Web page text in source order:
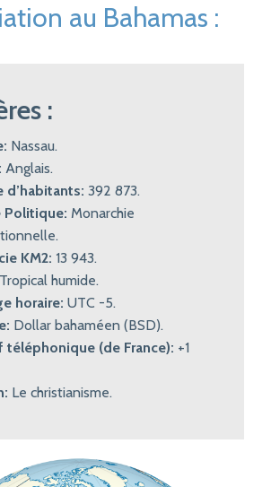
au Bahamas :
:
Nassau.
Anglais.
d’habitants: 392 873.
Politique: Monarchie
KM2: 13 943.
Tropical humide.
horaire: UTC -5.
Dollar bahaméen (BSD).
téléphonique (de France): +1
Le christianisme.